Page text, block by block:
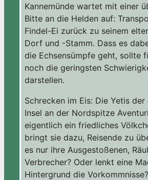
Kannemünde wartet mit einer
Bitte an die Helden auf:
Findel-Ei zurück zu seinem
Dorf und -Stamm. Dass es
die Echsensümpfe geht, sollte
noch die geringsten
darstellen.
Schrecken im Eis: Die Yetis
Insel an der Nordspitze
eigentlich ein friedliches
bringt sie dazu, Reisende zu
es nur ihre Ausgestoßenen,
Verbrecher? Oder lenkt eine
Hintergrund die Vorkommnisse?